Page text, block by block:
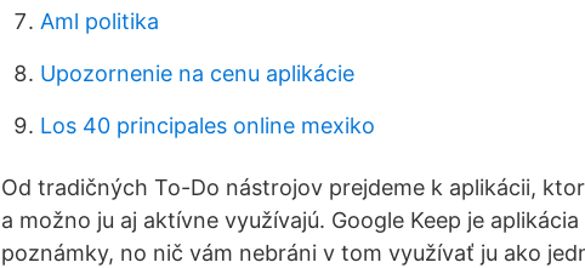
Aml politika
Upozornenie na cenu aplikácie
Los 40 principales online mexiko
Od tradičných To-Do nástrojov prejdeme k aplikácii,
a možno ju aj aktívne využívajú. Google Keep je
poznámky, no nič vám nebráni v tom využívať ju ako